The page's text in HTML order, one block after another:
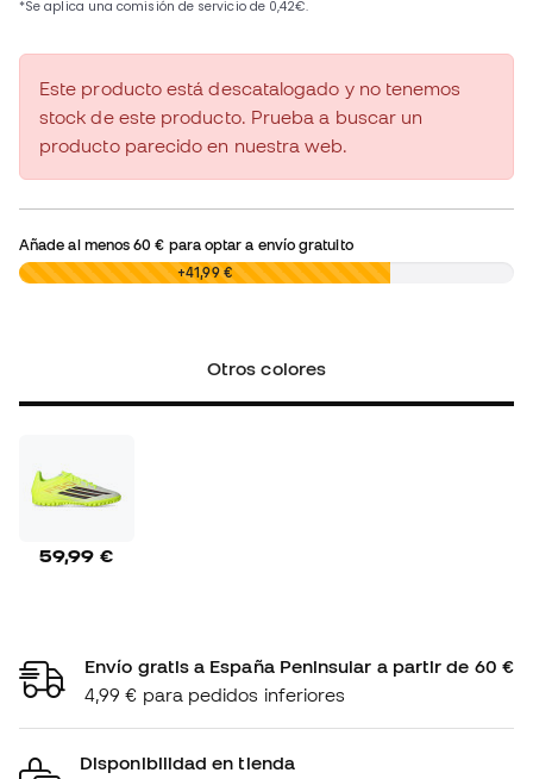
Este producto está descatalogado y no tenemos
stock de este producto. Prueba a buscar un
producto parecido en nuestra web.
Añade al menos60 € para optar a envío gratuito
0,00 € +41,99 €
Otros colores
59,99 €
Envío gratis a España Peninsular a partir de 60 €
4,99 € para pedidos inferiores
Disponibilidad en tienda